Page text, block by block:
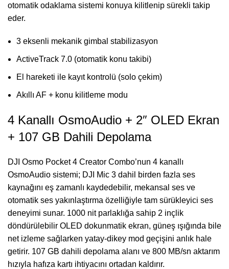
otomatik odaklama sistemi konuya kilitlenip sürekli takip
eder.
3 eksenli mekanik gimbal stabilizasyon
ActiveTrack 7.0 (otomatik konu takibi)
El hareketi ile kayıt kontrolü (solo çekim)
Akıllı AF + konu kilitleme modu
4 Kanallı OsmoAudio + 2″ OLED Ekran
+ 107 GB Dahili Depolama
DJI Osmo Pocket 4 Creator Combo’nun 4 kanallı
OsmoAudio sistemi; DJI Mic 3 dahil birden fazla ses
kaynağını eş zamanlı kaydedebilir, mekansal ses ve
otomatik ses yakınlaştırma özelliğiyle tam sürükleyici ses
deneyimi sunar. 1000 nit parlaklığa sahip 2 inçlik
döndürülebilir OLED dokunmatik ekran, güneş ışığında bile
net izleme sağlarken yatay-dikey mod geçişini anlık hale
getirir. 107 GB dahili depolama alanı ve 800 MB/sn aktarım
hızıyla hafıza kartı ihtiyacını ortadan kaldırır.